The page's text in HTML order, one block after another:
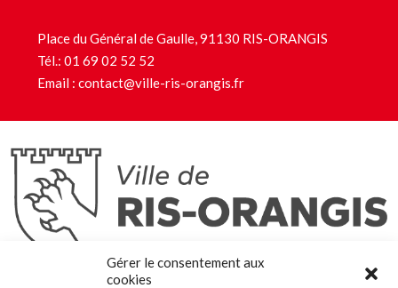
Gérer le consentement aux
cookies
Place du Général de Gaulle, 91130 RIS-ORANGIS
Tél.: 01 69 02 52 52
Email : contact@ville-ris-orangis.fr
Ris-Orangis
@2022 — Tous droits réservés